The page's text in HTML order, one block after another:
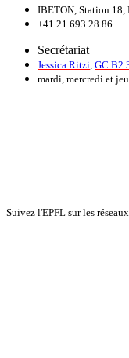
IBETON, Station 18,
+41 21 693 28 86
Secrétariat
Jessica Ritzi GC B2
mardi, mercredi et
Suivez l'EPFL sur les